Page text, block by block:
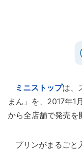
ミニストップは、
まん」を、2017年1
から全店舗で発売を
プリンがまるごと